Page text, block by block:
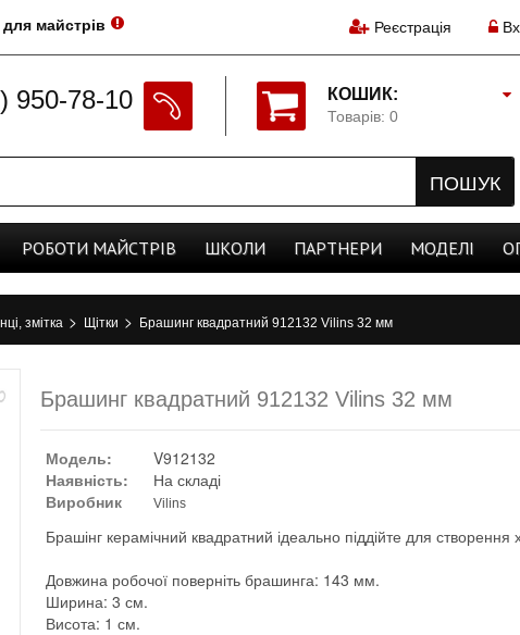
Реєстрація
майстрів
КОШИК:
Товарів: 0
ПОШУК
950-78-10
РОБОТИ МАЙСТРІВ ШКОЛИ ПАРТНЕРИ МОДЕЛІ
змітка > Щітки > Брашинг квадратний 912132 Vilins 32 мм
Брашинг квадратний 912132 Vilins 32 мм
Модель:
V912132
Наявність:
На складі
Виробник
Vilins
Брашінг керамічний квадратний ідеально піддійте для створення
Довжина робочої поверніть брашинга: 143 мм.
Ширина: 3 см.
Висота: 1 см.